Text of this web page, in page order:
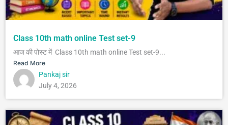
Class 10th math online Test set-9
आज की पोस्ट में Class 10th math online Test set-9...
Read More
Pankaj sir
July 4, 2026